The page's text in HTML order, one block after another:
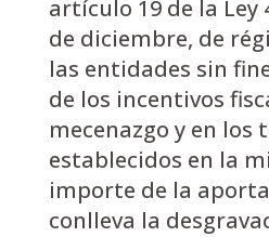
artículo 19 de la Ley
de diciembre, de
las entidades sin
de los incentivos
mecenazgo y en los
establecidos en la
importe de la
conlleva la